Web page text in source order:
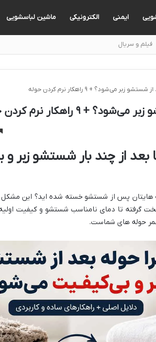
ایمنی الکترونیکی ماشین لباسشویی
فیلم و سریال
زبر می‌شود؟ + ۹ راهکار نرم کردن حوله
۹ راهکار نرم کردن حوله
بعد از چند بار شستشو زبر
هایتان پس از شستشو خسته شده اید؟ این مشکل
گرفته تا دمای نامناسب شستشو و کیفیت
حوله های شماست.